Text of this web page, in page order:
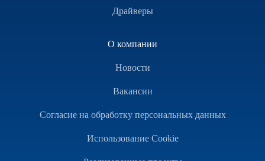
Драйверы
О компании
Новости
Вакансии
Согласие на обработку персональных данных
Использование Cookie